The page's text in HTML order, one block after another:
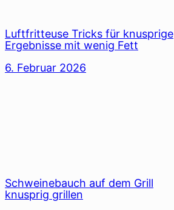
Luftfritteuse Tricks für knusprige
Ergebnisse mit wenig Fett
6. Februar 2026
Schweinebauch auf dem Grill
knusprig grillen